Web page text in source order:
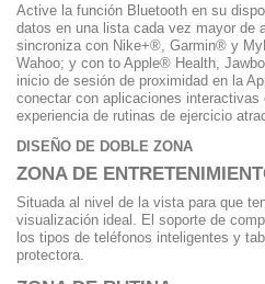
Active la función Bluetooth en su
datos en una lista cada vez mayor de
sincroniza con Nike+®, Garmin® y
Wahoo; y con to Apple® Health,
inicio de sesión de proximidad en la
conectar con aplicaciones
experiencia de rutinas de ejercicio
DISEÑO DE DOBLE ZONA
ZONA DE
Situada al nivel de la vista para que
visualización ideal. El soporte de
los tipos de teléfonos inteligentes y
protectora.